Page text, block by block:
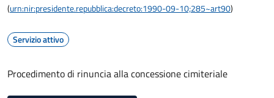
(urn:nir:presidente.repubblica:decreto:1990-09-10;285~art90)
Servizio attivo
Procedimento di rinuncia alla concessione cimiteriale